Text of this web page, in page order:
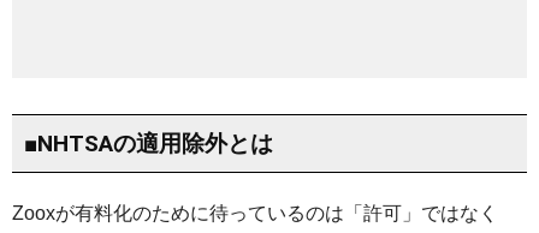
■NHTSAの適用除外とは
Zooxが有料化のために待っているのは「許可」ではなく